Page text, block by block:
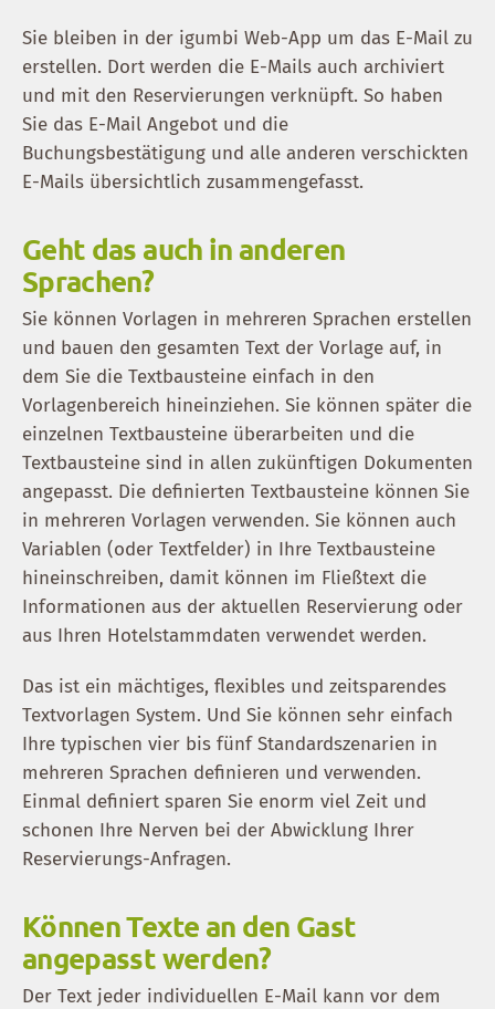
Sie bleiben in der igumbi Web-App um das E-Mail zu
erstellen. Dort werden die E-Mails auch archiviert
und mit den Reservierungen verknüpft. So haben
Sie das E-Mail Angebot und die
Buchungsbestätigung und alle anderen verschickten
E-Mails übersichtlich zusammengefasst.
Geht das auch in anderen
Sprachen?
Sie können Vorlagen in mehreren Sprachen erstellen
und bauen den gesamten Text der Vorlage auf, in
dem Sie die Textbausteine einfach in den
Vorlagenbereich hineinziehen. Sie können später die
einzelnen Textbausteine überarbeiten und die
Textbausteine sind in allen zukünftigen Dokumenten
angepasst. Die definierten Textbausteine können Sie
in mehreren Vorlagen verwenden. Sie können auch
Variablen (oder Textfelder) in Ihre Textbausteine
hineinschreiben, damit können im Fließtext die
Informationen aus der aktuellen Reservierung oder
aus Ihren Hotelstammdaten verwendet werden.
Das ist ein mächtiges, flexibles und zeitsparendes
Textvorlagen System. Und Sie können sehr einfach
Ihre typischen vier bis fünf Standardszenarien in
mehreren Sprachen definieren und verwenden.
Einmal definiert sparen Sie enorm viel Zeit und
schonen Ihre Nerven bei der Abwicklung Ihrer
Reservierungs-Anfragen.
Können Texte an den Gast
angepasst werden?
Der Text jeder individuellen E-Mail kann vor dem